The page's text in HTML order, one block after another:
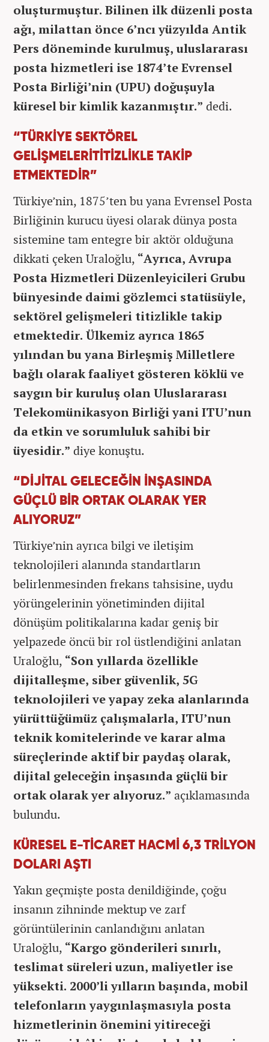
oluşturmuştur. Bilinen ilk düzenli posta
ağı, milattan önce 6’ncı yüzyılda Antik
Pers döneminde kurulmuş, uluslararası
posta hizmetleri ise 1874’te Evrensel
Posta Birliği’nin (UPU) doğuşuyla
küresel bir kimlik kazanmıştır.” dedi.
“TÜRKİYE SEKTÖREL
GELİŞMELERİ TİTİZLİKLE TAKİP
ETMEKTEDİR”
Türkiye’nin, 1875’ten bu yana Evrensel Posta
Birliğinin kurucu üyesi olarak dünya posta
sistemine tam entegre bir aktör olduğuna
dikkati çeken Uraloğlu, “Ayrıca, Avrupa
Posta Hizmetleri Düzenleyicileri Grubu
bünyesinde daimi gözlemci statüsüyle,
sektörel gelişmeleri titizlikle takip
etmektedir. Ülkemiz ayrıca 1865
yılından bu yana Birleşmiş Milletlere
bağlı olarak faaliyet gösteren köklü ve
saygın bir kuruluş olan Uluslararası
Telekomünikasyon Birliği yani ITU’nun
da etkin ve sorumluluk sahibi bir
üyesidir.” diye konuştu.
“DİJİTAL GELECEĞİN İNŞASINDA
GÜÇLÜ BİR ORTAK OLARAK YER
ALIYORUZ”
Türkiye’nin ayrıca bilgi ve iletişim
teknolojileri alanında standartların
belirlenmesinden frekans tahsisine, uydu
yörüngelerinin yönetiminden dijital
dönüşüm politikalarına kadar geniş bir
yelpazede öncü bir rol üstlendiğini anlatan
Uraloğlu, “Son yıllarda özellikle
dijitalleşme, siber güvenlik, 5G
teknolojileri ve yapay zeka alanlarında
yürüttüğümüz çalışmalarla, ITU’nun
teknik komitelerinde ve karar alma
süreçlerinde aktif bir paydaş olarak,
dijital geleceğin inşasında güçlü bir
ortak olarak yer alıyoruz.” açıklamasında
bulundu.
KÜRESEL E-TİCARET HACMİ 6,3 TRİLYON
DOLARI AŞTI
Yakın geçmişte posta denildiğinde, çoğu
insanın zihninde mektup ve zarf
görüntülerinin canlandığını anlatan
Uraloğlu, “Kargo gönderileri sınırlı,
teslimat süreleri uzun, maliyetler ise
yüksekti. 2000’li yılların başında, mobil
telefonların yaygınlaşmasıyla posta
hizmetlerinin önemini yitireceği